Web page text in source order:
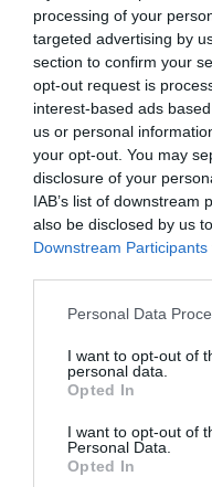
processing of your
targeted advertising by
section to confirm your
opt-out request is
interest-based ads
us or personal
your opt-out. You may
disclosure of your
IAB’s list of downstream
also be disclosed by us
Downstream Participants
Please note that this
not limited to your visit
grant or deny consent to
use your data for below
consent section.
Personal Data
I want to opt-out of
personal data.
Opted In
I want to opt-out of
Personal Data.
Opted In
Tbilisziben kétségtelenül
megismételhetetlen. A
birodalom nagyvárosait
szemben. Itt keskeny,
hegyoldalon, és fából
járdák fölé.
A hőségben - július végén
gyümölcsárusok hegyekbe
behúzódnak valahová az
kezdődik, amikor az
Minden nyáron van
(grúzul Mtkvari) folyóba
televíziós hírekben
a kígyók, majd állítólag
Guram Ciklauri
a helybéliek kérdéseire,